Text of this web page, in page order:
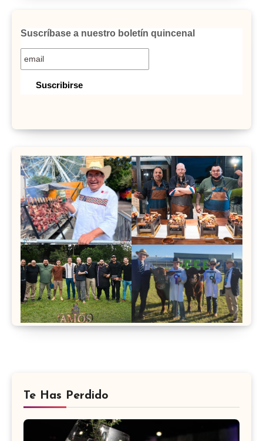
Suscríbase a nuestro boletín quincenal
Te Has Perdido